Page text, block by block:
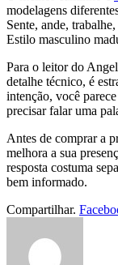
modelagens
Sente, ande,
Estilo masculino
Para o leitor do
detalhe técnico, é
intenção, você
precisar falar uma
Antes de comprar a
melhora a sua
resposta costuma
bem informado.
Compartilhar.